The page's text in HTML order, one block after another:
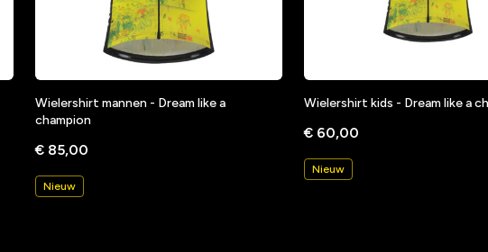
Wielershirt mannen - Dream like a
champion
€ 85,00
Nieuw
Wielershirt kids - Dream like a
€ 60,00
Nieuw